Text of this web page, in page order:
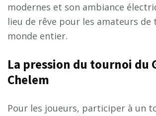
modernes et son ambiance
lieu de rêve pour les amateurs de
monde entier.
La pression du tournoi du
Chelem
Pour les joueurs, participer à un